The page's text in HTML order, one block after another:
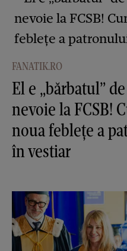
FANATIK.RO
El e „bărbatul”
nevoie la FCSB!
noua feblețe a
în vestiar